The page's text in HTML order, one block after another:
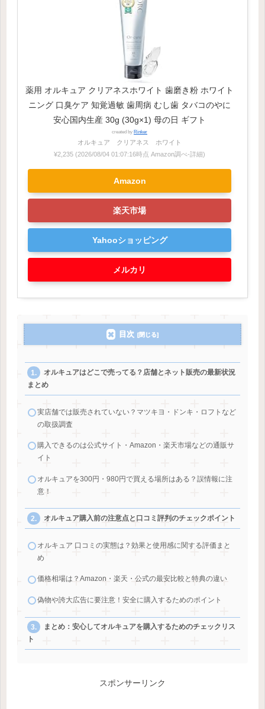
薬用 オルキュア クリアネスホワイト 歯磨き粉 ホワイト
ニング 口臭ケア 知覚過敏 歯周病 むし歯 タバコのやに
安心国内生産 30g (30g×1) 母の日 ギフト
created by Rinker
オルキュア クリアネス ホワイト
¥2,235 (2026/08/04 01:07:16時点 Amazon調べ-詳細)
Amazon
楽天市場
Yahooショッピング
メルカリ
目次
オルキュアはどこで売ってる？店舗とネット販売の最新状況
まとめ
実店舗では販売されていない？マツキヨ・ドンキ・ロフトなど
の取扱調査
購入できるのは公式サイト・Amazon・楽天市場などの通販サ
イト
オルキュアを300円・980円で買える場所はある？誤情報に注
意！
オルキュア購入前の注意点と口コミ評判のチェックポイント
オルキュア 口コミの実態は？効果と使用感に関する評価まと
め
価格相場は？Amazon・楽天・公式の最安比較と特典の違い
偽物や誇大広告に要注意！安全に購入するためのポイント
まとめ：安心してオルキュアを購入するためのチェックリス
ト
スポンサーリンク